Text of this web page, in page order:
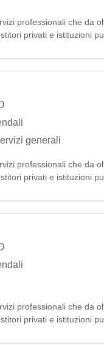
professionali che da
privati e istituzioni
generali
professionali che da
privati e istituzioni
professionali che da
privati e istituzioni